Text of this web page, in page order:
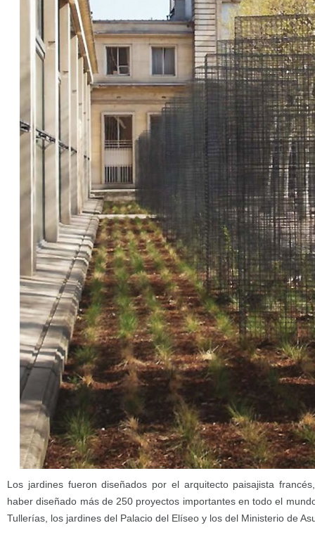
Los jardines fueron diseñados por el arquitecto paisajista
haber diseñado más de 250 proyectos importantes en todo el
Tullerías, los jardines del Palacio del Elíseo y los del Ministerio de